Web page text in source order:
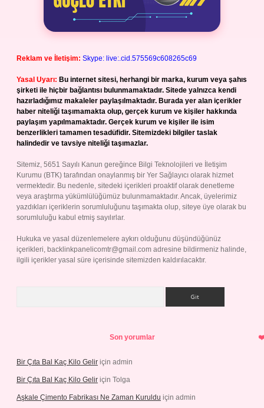
Reklam ve İletişim: Skype: live:.cid.575569c608265c69
Yasal Uyarı: Bu internet sitesi, herhangi bir marka, kurum veya şahıs
şirketi ile hiçbir bağlantısı bulunmamaktadır. Sitede yalnızca kendi
hazırladığımız makaleler paylaşılmaktadır. Burada yer alan içerikler
haber niteliği taşımamakta olup, gerçek kurum ve kişiler hakkında
paylaşım yapılmamaktadır. Gerçek kurum ve kişiler ile isim
benzerlikleri tamamen tesadüfidir. Sitemizdeki bilgiler taslak
halindedir ve tavsiye niteliği taşımazlar.
Sitemiz, 5651 Sayılı Kanun gereğince Bilgi Teknolojileri ve İletişim
Kurumu (BTK) tarafından onaylanmış bir Yer Sağlayıcı olarak hizmet
vermektedir. Bu nedenle, sitedeki içerikleri proaktif olarak denetleme
veya araştırma yükümlülüğümüz bulunmamaktadır. Ancak, üyelerimiz
yazdıkları içeriklerin sorumluluğunu taşımakta olup, siteye üye olarak bu
sorumluluğu kabul etmiş sayılırlar.
Hukuka ve yasal düzenlemelere aykırı olduğunu düşündüğünüz
içerikleri, backlinkpanelicomtr@gmail.com adresine bildirmeniz halinde,
ilgili içerikler yasal süre içerisinde sitemizden kaldırılacaktır.
Son yorumlar
Bir Çıta Bal Kaç Kilo Gelir için admin
Bir Çıta Bal Kaç Kilo Gelir için Tolga
Aşkale Çimento Fabrikası Ne Zaman Kuruldu için admin